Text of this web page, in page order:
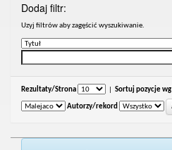
Dodaj filtr:
Uzyj filtrów aby zagęścić wyszukiwanie.
Rezultaty/Strona Sortuj pozycje wg
Autorzy/rekord